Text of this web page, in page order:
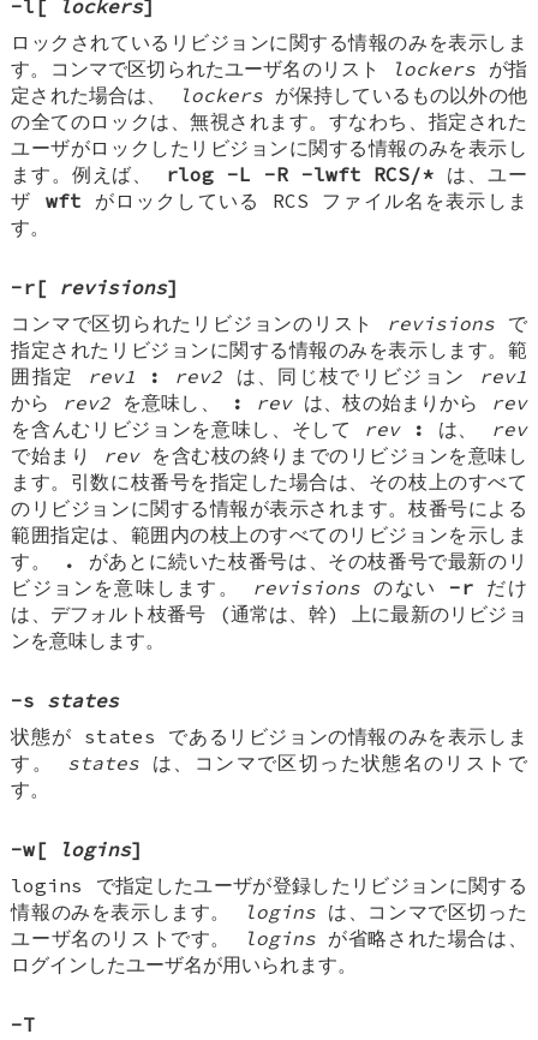
-l [ lockers]
ロックされているリビジョンに関する情報のみを表示しま
す。コンマで区切られたユーザ名のリスト
lockers が指
定された場合は、
lockersが保持しているもの以外の他
の全てのロックは、無視されます。すなわち、指定された
ユーザがロックしたリビジョンに関する情報のみを表示し
ます。例えば、 rlog -L -R -lwft RCS/* は、ユー
ザ wft がロックしている RCS ファイル名を表示しま
す。
-r[ revisions]
コンマで区切られたリビジョンのリスト
revisionsで
指定されたリビジョンに関する情報のみを表示します。範
囲指定
rev1 : rev2 は、同じ枝でリビジョン
rev1
から
rev2を意味し、 : revは、枝の始まりから
rev
を含んむリビジョンを意味し、そして rev : は、
rev
で始まり
revを含む枝の終りまでのリビジョンを意味し
ます。引数に枝番号を指定した場合は、その枝上のすべて
のリビジョンに関する情報が表示されます。枝番号による
範囲指定は、範囲内の枝上のすべてのリビジョンを示しま
す。
.
があとに続いた枝番号は、その枝番号で最新のリ
ビジョンを意味します。 revisions のない -r だけ
は、デフォルト枝番号 (通常は、幹) 上に最新のリビジョ
ンを意味します。
-s states
状態が states であるリビジョンの情報のみを表示しま
す。 statesは、コンマで区切った状態名のリストで
す。
-w[ logins]
logins で指定したユーザが登録したリビジョンに関する
情報のみを表示します。
loginsは、コンマで区切った
ユーザ名のリストです。
loginsが省略された場合は、
ログインしたユーザ名が用いられます。
-T